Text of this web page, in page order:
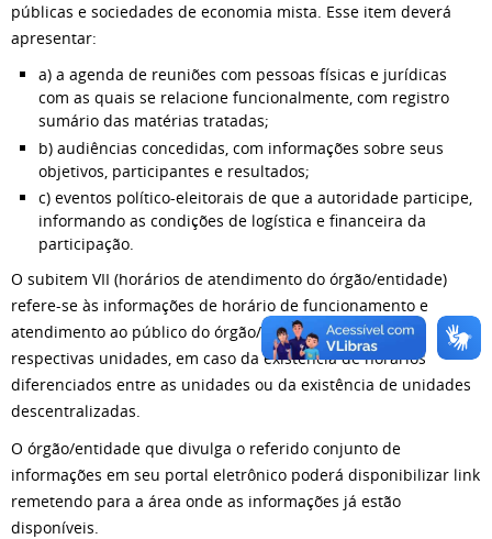
públicas e sociedades de economia mista. Esse item deverá
apresentar:
a) a agenda de reuniões com pessoas físicas e jurídicas
com as quais se relacione funcionalmente, com registro
sumário das matérias tratadas;
b) audiências concedidas, com informações sobre seus
objetivos, participantes e resultados;
c) eventos político-eleitorais de que a autoridade participe,
informando as condições de logística e financeira da
participação.
O subitem VII (horários de atendimento do órgão/entidade)
refere-se às informações de horário de funcionamento e
atendimento ao público do órgão/entidade e de suas
respectivas unidades, em caso da existência de horários
diferenciados entre as unidades ou da existência de unidades
descentralizadas.
O órgão/entidade que divulga o referido conjunto de
informações em seu portal eletrônico poderá disponibilizar link
remetendo para a área onde as informações já estão
disponíveis.